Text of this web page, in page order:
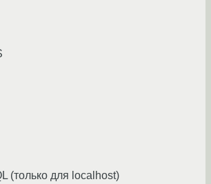
(только для localhost)